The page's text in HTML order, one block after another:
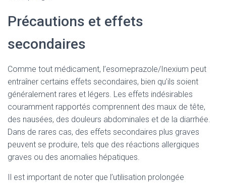
Précautions et effets
secondaires
Comme tout médicament, l’esomeprazole/Inexium peut
entraîner certains effets secondaires, bien qu’ils soient
généralement rares et légers. Les effets indésirables
couramment rapportés comprennent des maux de tête,
des nausées, des douleurs abdominales et de la diarrhée.
Dans de rares cas, des effets secondaires plus graves
peuvent se produire, tels que des réactions allergiques
graves ou des anomalies hépatiques.
Il est important de noter que l’utilisation prolongée